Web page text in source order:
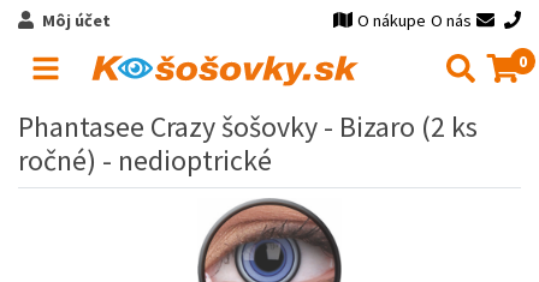
Môj účet O nákupe O nás
0
Phantasee Crazy šošovky - Bizaro (2 ks
ročné) - nedioptrické